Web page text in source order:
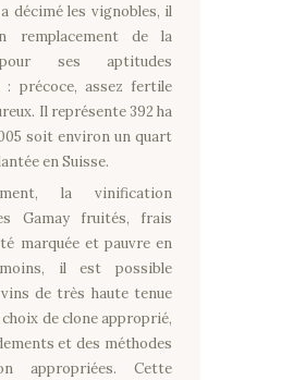
décimé les vignobles, il
remplacement de la
ses aptitudes
: précoce, assez fertile
Il représente 392 ha
soit environ un quart
en Suisse.
la vinification
Gamay fruités, frais
marquée et pauvre en
il est possible
de très haute tenue
de clone approprié,
et des méthodes
appropriées. Cette